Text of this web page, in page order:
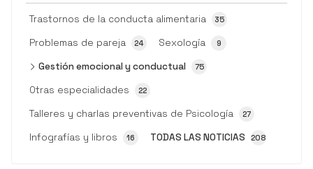
TODAS LAS NOTICIAS 208
Trastornos de la conducta alimentaria 35
Problemas de pareja 24 Sexología 9
Gestión emocional y conductual 75
Otras especialidades 22
Talleres y charlas preventivas de Psicología 27
Infografías y libros 16